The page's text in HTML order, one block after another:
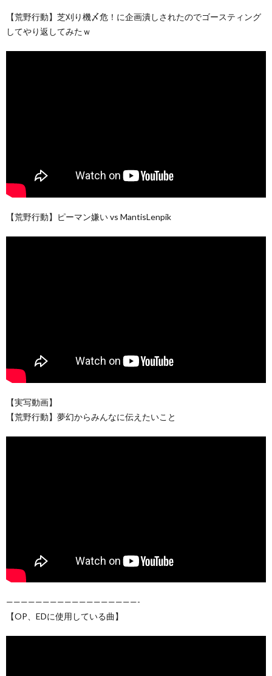
【荒野行動】芝刈り機〆危！に企画潰しされたのでゴースティング
してやり返してみたｗ
【荒野行動】ピーマン嫌い vs MantisLenpik
【実写動画】
【荒野行動】夢幻からみんなに伝えたいこと
——————————————————-
【OP、EDに使用している曲】